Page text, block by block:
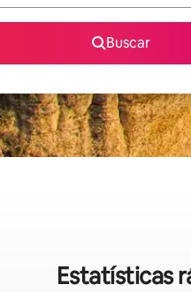
Buscar
Estatísticas